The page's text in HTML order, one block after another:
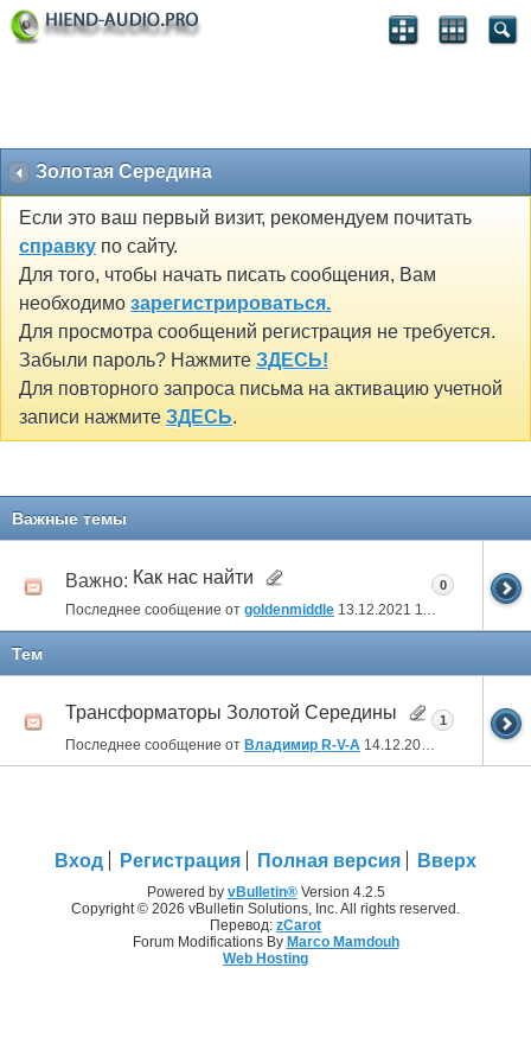
Золотая Середина
Если это ваш первый визит, рекомендуем почитать
справку по сайту.
Для того, чтобы начать писать сообщения, Вам
необходимо зарегистрироваться.
Для просмотра сообщений регистрация не требуется.
Забыли пароль? Нажмите ЗДЕСЬ!
Для повторного запроса письма на активацию учетной
записи нажмите ЗДЕСЬ.
Важные темы
Важно: Как нас найти
Последнее сообщение от goldenmiddle 13.12.2021 11:57
0
Тем
Трансформаторы Золотой Середины
Последнее сообщение от Владимир R-V-A 14.12.2021
1
Вход Регистрация Полная версия Вверх
Powered by vBulletin®Version 4.2.5
Copyright © 2026 vBulletin Solutions, Inc. All rights reserved.
Перевод: zCarot
Forum Modifications By Marco Mamdouh
Web Hosting